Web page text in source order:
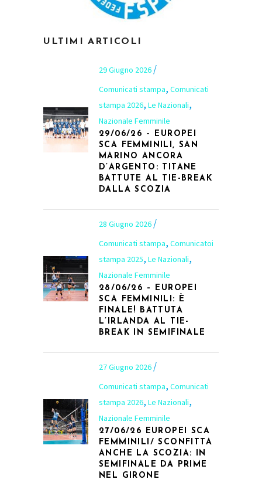
ULTIMI ARTICOLI
29 Giugno 2026
Comunicati stampa, Comunicati
stampa 2026, Le Nazionali,
Nazionale Femminile
29/06/26 – EUROPEI
SCA FEMMINILI, SAN
MARINO ANCORA
D’ARGENTO: TITANE
BATTUTE AL TIE-BREAK
DALLA SCOZIA
28 Giugno 2026
Comunicati stampa, Comunicatoi
stampa 2025, Le Nazionali,
Nazionale Femminile
28/06/26 – EUROPEI
SCA FEMMINILI: È
FINALE! BATTUTA
L’IRLANDA AL TIE-
BREAK IN SEMIFINALE
27 Giugno 2026
Comunicati stampa, Comunicati
stampa 2026, Le Nazionali,
Nazionale Femminile
27/06/26 EUROPEI SCA
FEMMINILI/ SCONFITTA
ANCHE LA SCOZIA: IN
SEMIFINALE DA PRIME
NEL GIRONE